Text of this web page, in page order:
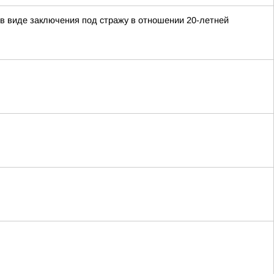
виде заключения под стражу в отношении 20-летней